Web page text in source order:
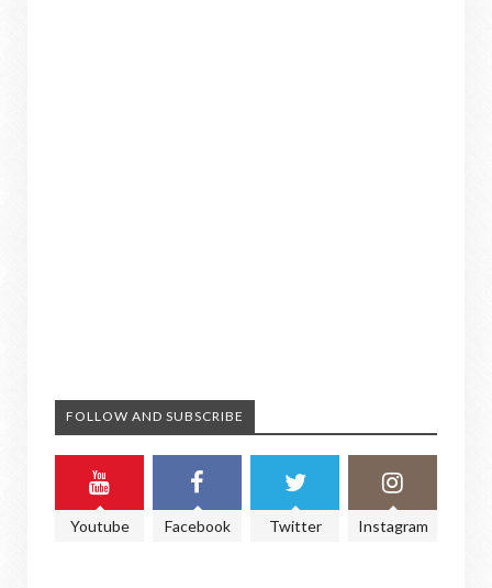
FOLLOW AND SUBSCRIBE
Youtube Facebook Twitter Instagram